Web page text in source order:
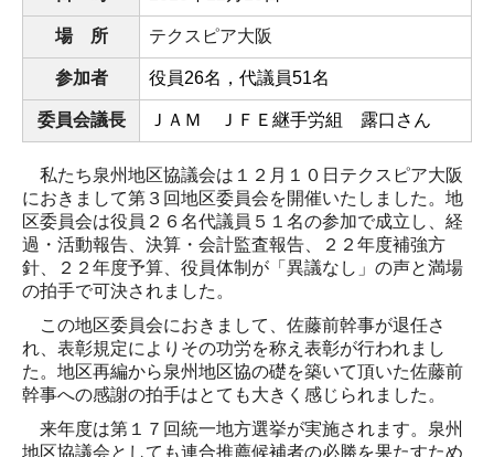
場 所 テクスピア大阪
参加者 役員26名，代議員51名
委員会議長 ＪＡＭ ＪＦＥ継手労組 露口さん
私たち泉州地区協議会は１２月１０日テクスピア大阪
におきまして第３回地区委員会を開催いたしました。地
区委員会は役員２６名代議員５１名の参加で成立し、経
過・活動報告、決算・会計監査報告、２２年度補強方
針、２２年度予算、役員体制が「異議なし」の声と満場
の拍手で可決されました。
この地区委員会におきまして、佐藤前幹事が退任さ
れ、表彰規定によりその功労を称え表彰が行われまし
た。地区再編から泉州地区協の礎を築いて頂いた佐藤前
幹事への感謝の拍手はとても大きく感じられました。
来年度は第１７回統一地方選挙が実施されます。泉州
地区協議会としても連合推薦候補者の必勝を果たすため